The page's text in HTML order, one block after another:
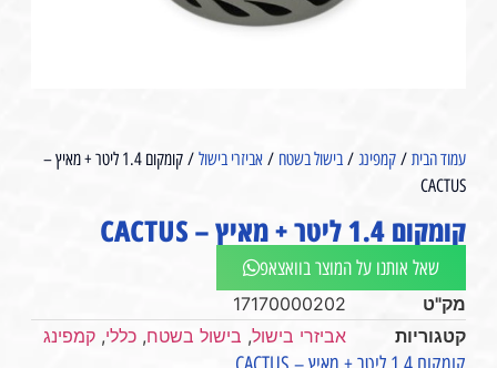
עמוד הבית/ קמפינג/ בישול בשטח / אביזרי בישול
/ קומקום 1.4 ליטר + מאיץ –
CACTUS
קומקום 1.4 ליטר + מאיץ – CACTUS
שאל אותנו על המוצר בוואצאפ
מק"ט
17170000202
קטגוריות
אביזרי בישול, בישול בשטח, כללי, קמפינג